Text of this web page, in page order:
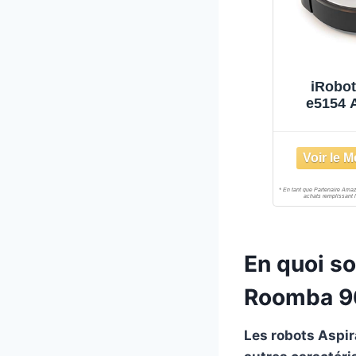
e5154
Tapis,
vocale,
En quoi
Roomba
Les robots